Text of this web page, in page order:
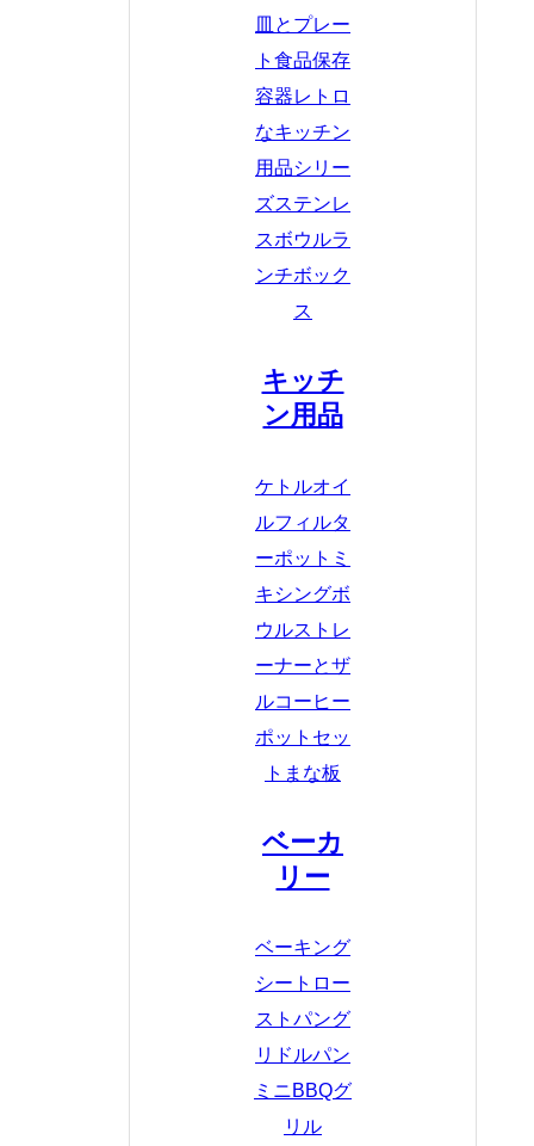
皿とプレー
ト 食品保存
容器レトロ
なキッチン
用品シリー
ズステンレ
スボウルラ
ンチボック
ス
キッチ
ン用品
ケトルオイ
ルフィルタ
ーポット ミ
キシングボ
ウルストレ
ーナーとザ
ルコーヒー
ポットセッ
ト まな板
ベーカ
リー
ベーキング
シート ロー
ストパング
リドルパン
ミニBBQグ
リル